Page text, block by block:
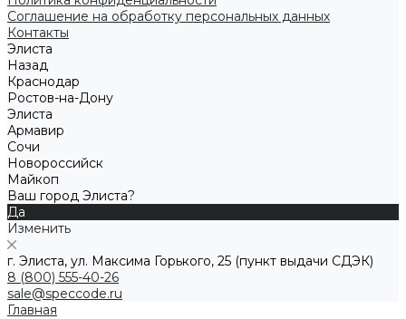
Соглашение на обработку персональных данных
Контакты
Элиста
Назад
Краснодар
Ростов-на-Дону
Элиста
Армавир
Сочи
Новороссийск
Майкоп
Ваш город Элиста?
Да
Изменить
г. Элиста, ул. Максима Горького, 25 (пункт выдачи СДЭК)
8 (800) 555-40-26
sale@speccode.ru
Главная